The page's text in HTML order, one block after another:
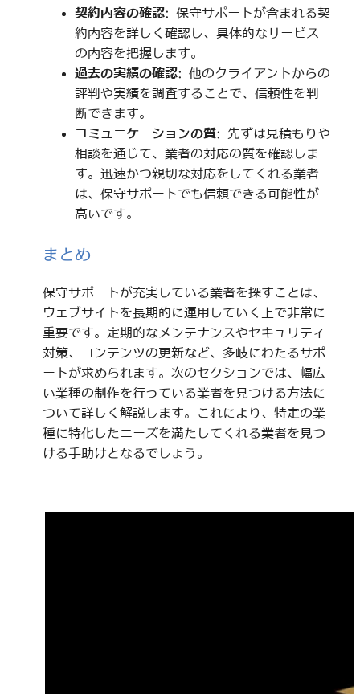
契約内容の確認: 保守サポートが含まれる契
約内容を詳しく確認し、具体的なサービス
の内容を把握します。
過去の実績の確認: 他のクライアントからの
評判や実績を調査することで、信頼性を判
断できます。
コミュニケーションの質: 先ずは見積もりや
相談を通じて、業者の対応の質を確認しま
す。迅速かつ親切な対応をしてくれる業者
は、保守サポートでも信頼できる可能性が
高いです。
まとめ
保守サポートが充実している業者を探すことは、
ウェブサイトを長期的に運用していく上で非常に
重要です。定期的なメンテナンスやセキュリティ
対策、コンテンツの更新など、多岐にわたるサポ
ートが求められます。次のセクションでは、幅広
い業種の制作を行っている業者を見つける方法に
ついて詳しく解説します。これにより、特定の業
種に特化したニーズを満たしてくれる業者を見つ
ける手助けとなるでしょう。